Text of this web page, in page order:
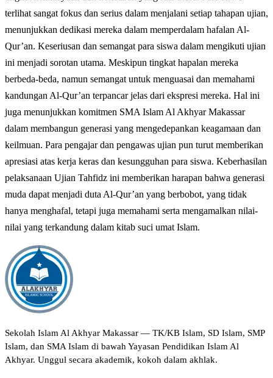
terlihat sangat fokus dan serius dalam menjalani setiap tahapan ujian,
menunjukkan dedikasi mereka dalam memperdalam hafalan Al-
Qur’an. Keseriusan dan semangat para siswa dalam mengikuti ujian
ini menjadi sorotan utama. Meskipun tingkat hapalan mereka
berbeda-beda, namun semangat untuk menguasai dan memahami
kandungan Al-Qur’an terpancar jelas dari ekspresi mereka. Hal ini
juga menunjukkan komitmen SMA Islam Al Akhyar Makassar
dalam membangun generasi yang mengedepankan keagamaan dan
keilmuan. Para pengajar dan pengawas ujian pun turut memberikan
apresiasi atas kerja keras dan kesungguhan para siswa. Keberhasilan
pelaksanaan Ujian Tahfidz ini memberikan harapan bahwa generasi
muda dapat menjadi duta Al-Qur’an yang berbobot, yang tidak
hanya menghafal, tetapi juga memahami serta mengamalkan nilai-
nilai yang terkandung dalam kitab suci umat Islam.
Sekolah Islam Al Akhyar Makassar — TK/KB Islam, SD Islam, SMP
Islam, dan SMA Islam di bawah Yayasan Pendidikan Islam Al
Akhyar. Unggul secara akademik, kokoh dalam akhlak.